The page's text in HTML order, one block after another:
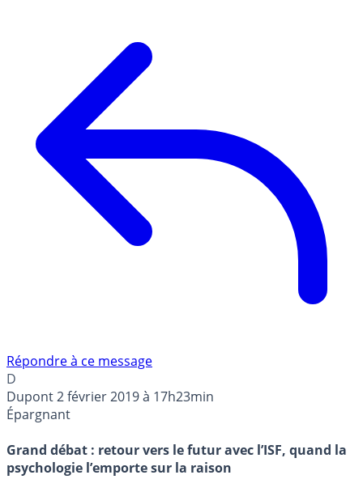
Répondre à ce message
D
Dupont2 février 2019 à 17h23min
Épargnant
Grand débat : retour vers le futur avec l’ISF, quand la
psychologie l’emporte sur la raison